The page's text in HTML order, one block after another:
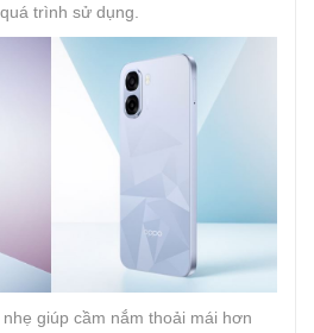
trình sử dụng.
giúp cầm nắm thoải mái hơn